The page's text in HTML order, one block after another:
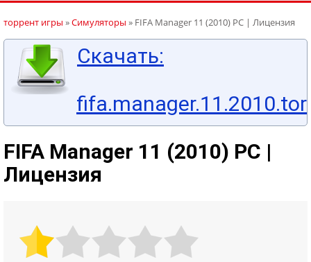
торрент игры »Симуляторы » FIFA Manager 11 (2010) PC | Лицензия
Скачать:
FIFA Manager 11 (2010) PC |
Лицензия